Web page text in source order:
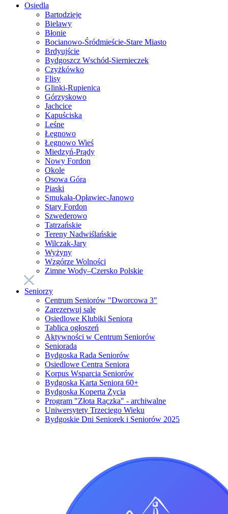
Osiedla
Bartodzieje
Bielawy
Błonie
Bocianowo-Śródmieście-Stare Miasto
Brdyujście
Bydgoszcz Wschód-Siernieczek
Czyżkówko
Flisy
Glinki-Rupienica
Górzyskowo
Jachcice
Kapuściska
Leśne
Łęgnowo
Łęgnowo Wieś
Miedzyń-Prądy
Nowy Fordon
Okole
Osowa Góra
Piaski
Smukała-Opławiec-Janowo
Stary Fordon
Szwederowo
Tatrzańskie
Tereny Nadwiślańskie
Wilczak-Jary
Wyżyny
Wzgórze Wolności
Zimne Wody–Czersko Polskie
Seniorzy
Centrum Seniorów "Dworcowa 3"
Zarezerwuj salę
Osiedlowe Klubiki Seniora
Tablica ogłoszeń
Aktywności w Centrum Seniorów
Seniorada
Bydgoska Rada Seniorów
Osiedlowe Centra Seniora
Korpus Wsparcia Seniorów
Bydgoska Karta Seniora 60+
Bydgoska Koperta Życia
Program "Złota Rączka" - archiwalne
Uniwersytety Trzeciego Wieku
Bydgoskie Dni Seniorek i Seniorów 2025